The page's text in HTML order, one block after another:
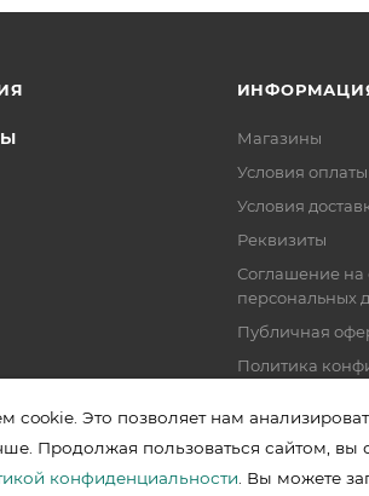
Магазины
Условия оплаты
Условия
Реквизиты
Соглашение на
персональных
Публичная
Политика
ведущих производителей в Уфе
cookie. Это позволяет нам
Продолжая пользоваться сайтом,
конфиденциальности . Вы можете